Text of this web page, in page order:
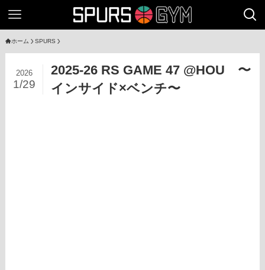
ホーム SPURS
2025-26 RS GAME 47 @HOU 〜
インサイド×ベンチ〜
2026
1/29